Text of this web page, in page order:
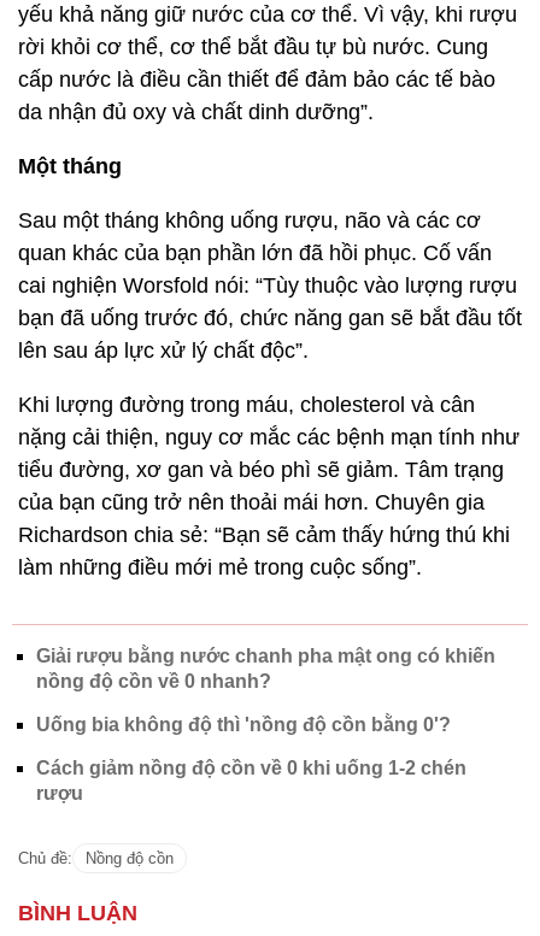
yếu khả năng giữ nước của cơ thể. Vì vậy, khi rượu
rời khỏi cơ thể, cơ thể bắt đầu tự bù nước. Cung
cấp nước là điều cần thiết để đảm bảo các tế bào
da nhận đủ oxy và chất dinh dưỡng”.
Một tháng
Sau một tháng không uống rượu, não và các cơ
quan khác của bạn phần lớn đã hồi phục. Cố vấn
cai nghiện Worsfold nói: “Tùy thuộc vào lượng rượu
bạn đã uống trước đó, chức năng gan sẽ bắt đầu tốt
lên sau áp lực xử lý chất độc”.
Khi lượng đường trong máu, cholesterol và cân
nặng cải thiện, nguy cơ mắc các bệnh mạn tính như
tiểu đường, xơ gan và béo phì sẽ giảm. Tâm trạng
của bạn cũng trở nên thoải mái hơn. Chuyên gia
Richardson chia sẻ: “Bạn sẽ cảm thấy hứng thú khi
làm những điều mới mẻ trong cuộc sống”.
Giải rượu bằng nước chanh pha mật ong có khiến
nồng độ cồn về 0 nhanh?
Uống bia không độ thì 'nồng độ cồn bằng 0'?
Cách giảm nồng độ cồn về 0 khi uống 1-2 chén
rượu
Chủ đề: Nồng độ cồn